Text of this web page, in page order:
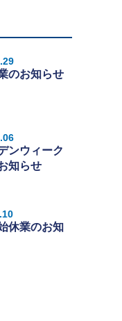
のお知らせ
ンウィーク
知らせ
休業のお知